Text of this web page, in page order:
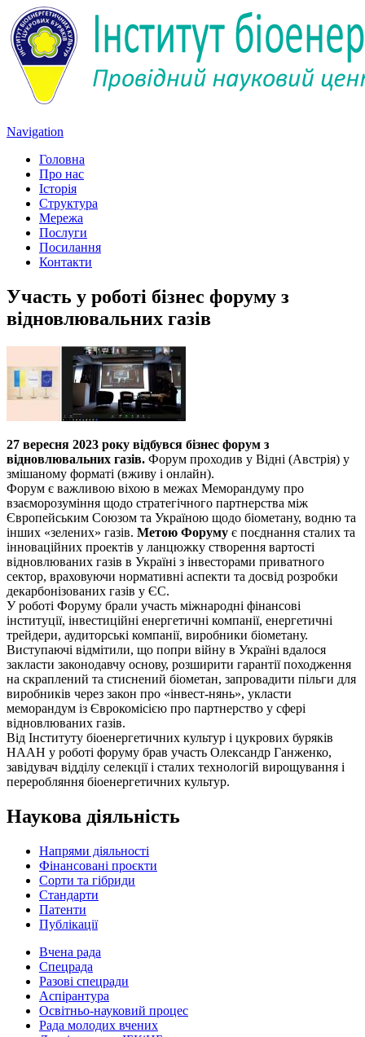
Navigation
Головна
Про нас
Історія
Структура
Мережа
Послуги
Посилання
Контакти
Участь у роботі бізнес форуму з
відновлювальних газів
27 вересня 2023 року відбувся бізнес форум з
відновлювальних газів. Форум проходив у Відні (Австрія) у
змішаному форматі (вживу і онлайн).
Форум є важливою віхою в межах Меморандуму про
взаєморозуміння щодо стратегічного партнерства між
Європейським Союзом та Україною щодо біометану, водню та
інших «зелених» газів. Метою Форуму є поєднання сталих та
інноваційних проектів у ланцюжку створення вартості
відновлюваних газів в Україні з інвесторами приватного
сектор, враховуючи нормативні аспекти та досвід розробки
декарбонізованих газів у ЄС.
У роботі Форуму брали участь міжнародні фінансові
інституції, інвестиційні енергетичні компанії, енергетичні
трейдери, аудиторські компанії, виробники біометану.
Виступаючі відмітили, що попри війну в Україні вдалося
закласти законодавчу основу, розширити гарантії походження
на скраплений та стиснений біометан, запровадити пільги для
виробників через закон про «інвест-нянь», укласти
меморандум із Єврокомісією про партнерство у сфері
відновлюваних газів.
Від Інституту біоенергетичних культур і цукрових буряків
НААН у роботі форуму брав участь Олександр Ганженко,
завідувач відділу селекції і сталих технологій вирощування і
переробляння біоенергетичних культур.
Наукова діяльність
Напрями діяльності
Фінансовані проєкти
Сорти та гібриди
Стандарти
Патенти
Публікації
Вчена рада
Спецрада
Разові спецради
Аспірантура
Освітньо-науковий процес
Рада молодих вчених